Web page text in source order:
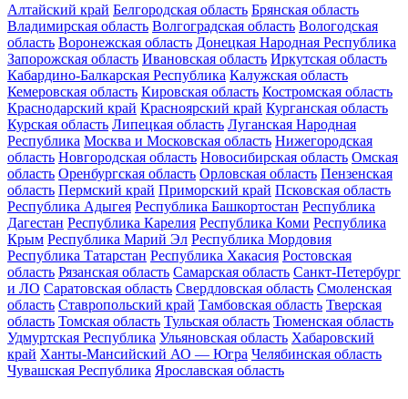
Алтайский край Белгородская область Брянская область
Владимирская область Волгоградская область Вологодская
область Воронежская область Донецкая Народная Республика
Запорожская область Ивановская область Иркутская область
Кабардино-Балкарская Республика Калужская область
Кемеровская область Кировская область Костромская область
Краснодарский край Красноярский край Курганская область
Курская область Липецкая область Луганская Народная
Республика Москва и Московская область Нижегородская
область Новгородская область Новосибирская область Омская
область Оренбургская область Орловская область Пензенская
область Пермский край Приморский край Псковская область
Республика Адыгея Республика Башкортостан Республика
Дагестан Республика Карелия Республика Коми Республика
Крым Республика Марий Эл Республика Мордовия
Республика Татарстан Республика Хакасия Ростовская
область Рязанская область Самарская область Санкт-Петербург
и ЛО Саратовская область Свердловская область Смоленская
область Ставропольский край Тамбовская область Тверская
область Томская область Тульская область Тюменская область
Удмуртская Республика Ульяновская область Хабаровский
край Ханты-Мансийский АО — Югра Челябинская область
Чувашская Республика Ярославская область